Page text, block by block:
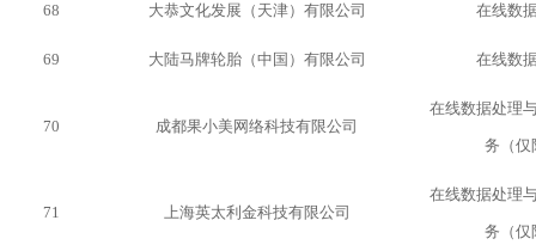
68 大恭文化发展（天津）有限公司 在线数
69 大陆马牌轮胎（中国）有限公司 在线数
70 成都果小美网络科技有限公司
在线数据处理
务（仅
71 上海英太利金科技有限公司
在线数据处理
务（仅